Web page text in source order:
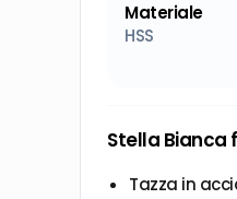
Materiale
HSS
Stella Bianca
Tazza in